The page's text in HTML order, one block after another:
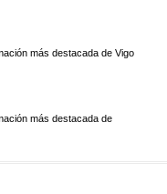
más destacada de Vigo
más destacada de